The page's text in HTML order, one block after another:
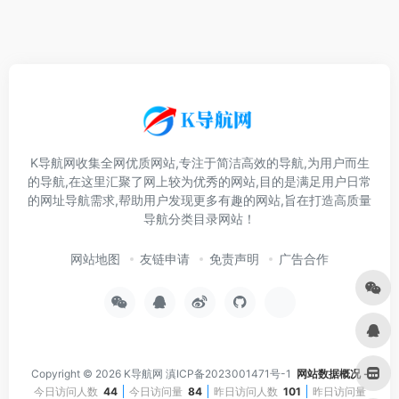
K导航网收集全网优质网站,专注于简洁高效的导航,为用户而生
的导航,在这里汇聚了网上较为优秀的网站,目的是满足用户日常
的网址导航需求,帮助用户发现更多有趣的网站,旨在打造高质量
导航分类目录网站！
网站地图 友链申请 免责声明 广告合作
Copyright © 2026 K导航网 滇ICP备2023001471号-1 网站数据概况 -
今日访问人数 44 今日访问量 84 昨日访问人数 101 昨日访问量